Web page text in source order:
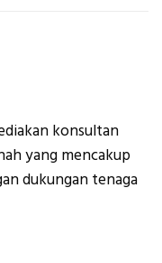
konsultan
yang mencakup
dukungan tenaga